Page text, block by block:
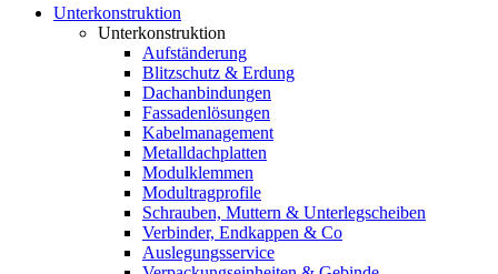
Unterkonstruktion
Unterkonstruktion
Aufständerung
Blitzschutz & Erdung
Dachanbindungen
Fassadenlösungen
Kabelmanagement
Metalldachplatten
Modulklemmen
Modultragprofile
Schrauben, Muttern & Unterlegscheiben
Verbinder, Endkappen & Co
Auslegungsservice